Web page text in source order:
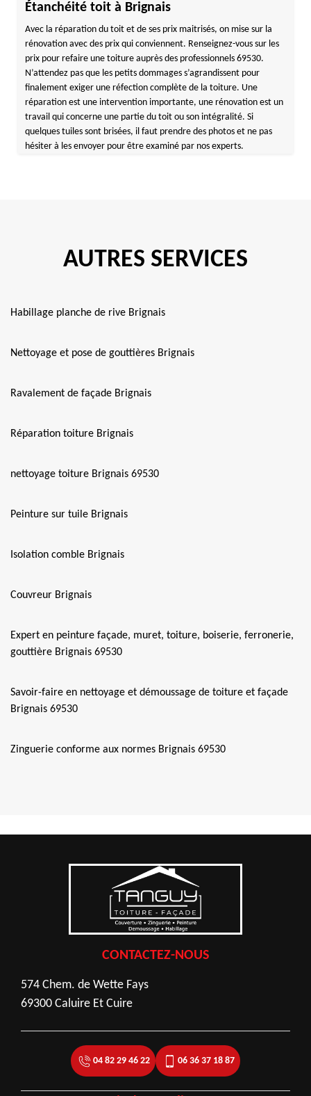
Étanchéité toit à Brignais
Avec la réparation du toit et de ses prix maitrisés, on mise sur la
rénovation avec des prix qui conviennent. Renseignez-vous sur les
prix pour refaire une toiture auprès des professionnels 69530.
N’attendez pas que les petits dommages s’agrandissent pour
finalement exiger une réfection complète de la toiture. Une
réparation est une intervention importante, une rénovation est un
travail qui concerne une partie du toit ou son intégralité. Si
quelques tuiles sont brisées, il faut prendre des photos et ne pas
hésiter à les envoyer pour être examiné par nos experts.
AUTRES SERVICES
Habillage planche de rive Brignais
Nettoyage et pose de gouttières Brignais
Ravalement de façade Brignais
Réparation toiture Brignais
nettoyage toiture Brignais 69530
Peinture sur tuile Brignais
Isolation comble Brignais
Couvreur Brignais
Expert en peinture façade, muret, toiture, boiserie, ferronerie,
gouttière Brignais 69530
Savoir-faire en nettoyage et démoussage de toiture et façade
Brignais 69530
Zinguerie conforme aux normes Brignais 69530
CONTACTEZ-NOUS
574 Chem. de Wette Fays
69300 Caluire Et Cuire
04 82 29 46 22 06 36 37 18 87